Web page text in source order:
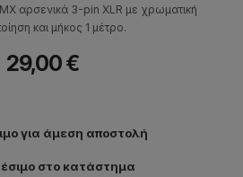
αρσενικά 3-pin XLR με χρωματική
και μήκος 1 μέτρο.
29,00 €
για άμεση αποστολή
στο κατάστημα